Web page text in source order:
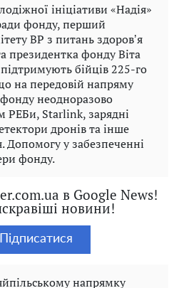
ініціативи «Надія»
фонду, перший
ВР з питань здоровʼя
президентка фонду Віта
бійців 225-го
на передовій напряму
неодноразово
РЕБи, Starlink, зарядні
дронів та інше
Допомогу у забезпеченні
фонду.
в Google News!
новини!
Підписатися
напрямку